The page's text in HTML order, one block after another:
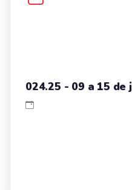
024.25 - 09 a 15